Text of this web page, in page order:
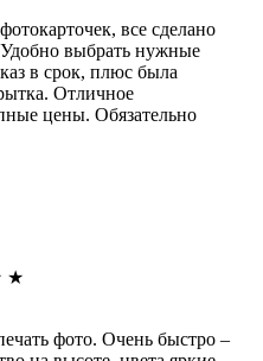
все сделано
выбрать нужные
в срок, плюс была
Отличное
цены. Обязательно
★
фото. Очень быстро –